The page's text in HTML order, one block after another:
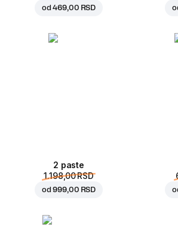
od469,00 RSD
2 paste
1.198,00 RSD
od999,00 RSD